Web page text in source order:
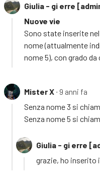
Giulia - gi erre
Nuove vie
Sono state inserite
nome (attualmente
nome 5), con grado da
Mister X ∙ 9 anni fa
Senza nome 3 si
Senza nome 5 si
Giulia - gi erre
grazie, ho inserito